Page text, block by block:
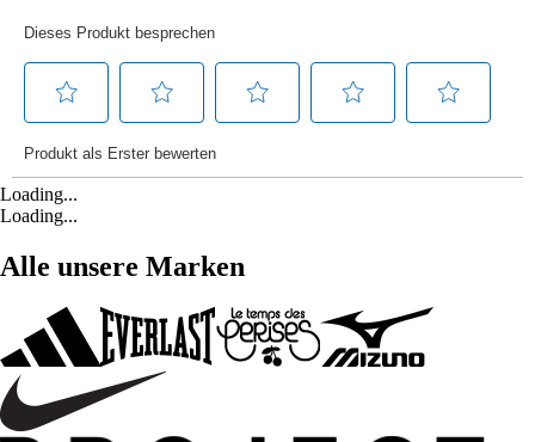
Loading...
Loading...
Alle unsere Marken